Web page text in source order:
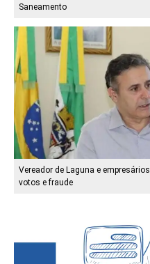
Saneamento
Vereador de Laguna e
votos e fraude